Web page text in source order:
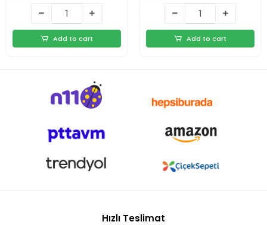
Add to cart Add to cart
Hızlı Teslimat